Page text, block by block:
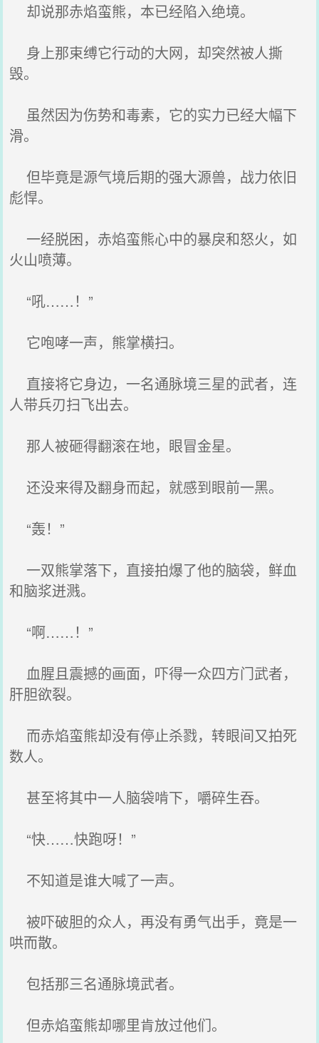
却说那赤焰蛮熊，本已经陷入绝境。
身上那束缚它行动的大网，却突然被人撕
毁。
虽然因为伤势和毒素，它的实力已经大幅下
滑。
但毕竟是源气境后期的强大源兽，战力依旧
彪悍。
一经脱困，赤焰蛮熊心中的暴戾和怒火，如
火山喷薄。
“吼……！”
它咆哮一声，熊掌横扫。
直接将它身边，一名通脉境三星的武者，连
人带兵刃扫飞出去。
那人被砸得翻滚在地，眼冒金星。
还没来得及翻身而起，就感到眼前一黑。
“轰！”
一双熊掌落下，直接拍爆了他的脑袋，鲜血
和脑浆迸溅。
“啊……！”
血腥且震撼的画面，吓得一众四方门武者，
肝胆欲裂。
而赤焰蛮熊却没有停止杀戮，转眼间又拍死
数人。
甚至将其中一人脑袋啃下，嚼碎生吞。
“快……快跑呀！”
不知道是谁大喊了一声。
被吓破胆的众人，再没有勇气出手，竟是一
哄而散。
包括那三名通脉境武者。
但赤焰蛮熊却哪里肯放过他们。